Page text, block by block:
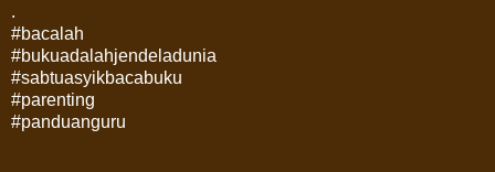
.
#bacalah
#bukuadalahjendeladunia
#sabtuasyikbacabuku
#parenting
#panduanguru